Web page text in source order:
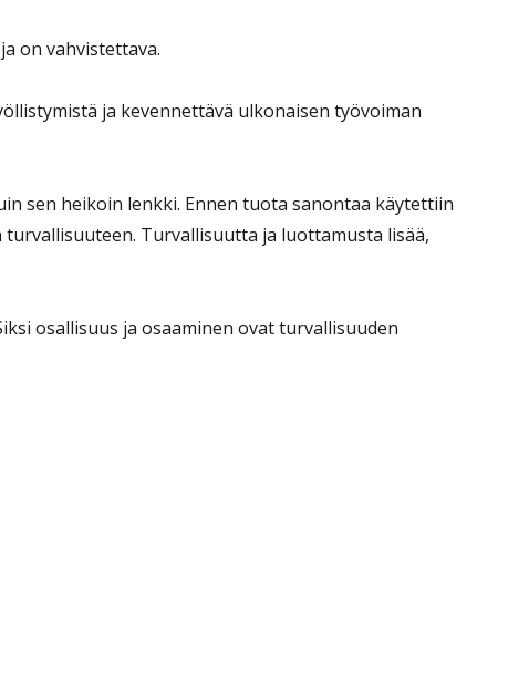
on vahvistettava.
ja kevennettävä ulkonaisen työvoiman
sen heikoin lenkki. Ennen tuota sanontaa käytettiin
Turvallisuutta ja luottamusta lisää,
osallisuus ja osaaminen ovat turvallisuuden